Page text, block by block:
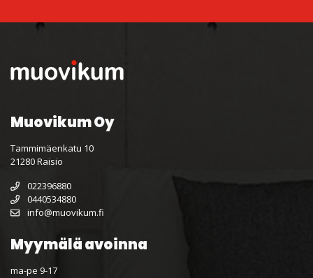
Muovikum Oy
Tammimäenkatu 10
21280 Raisio
022396880
0440534880
info@muovikum.fi
Myymälä avoinna
ma-pe 9-17